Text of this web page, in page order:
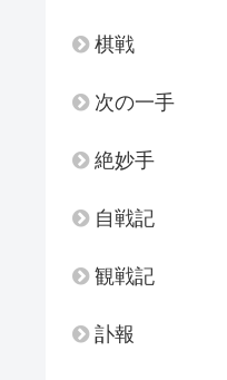
棋戦
次の一手
絶妙手
自戦記
観戦記
訃報